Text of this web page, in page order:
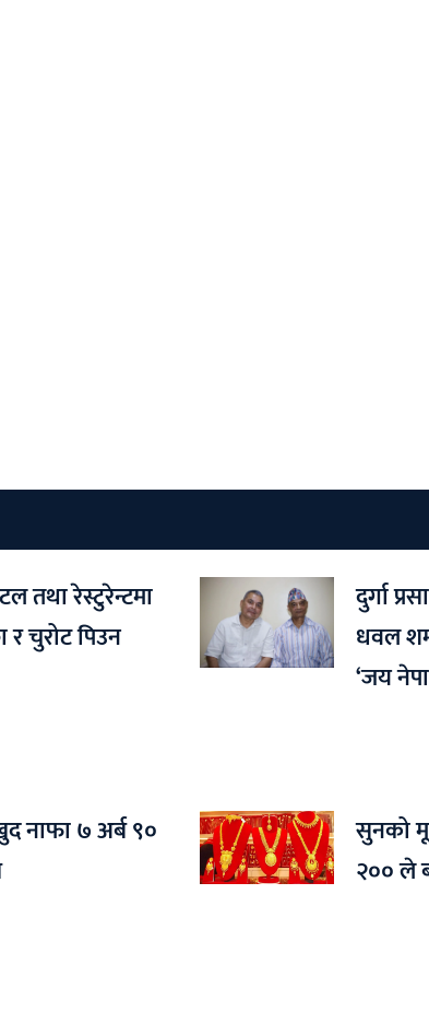
तथा रेस्टुरेन्टमा
चुरोट पिउन
दुर्गा
धवल
‘जय
नाफा ७ अर्ब ९०
सुनको
२०० ले